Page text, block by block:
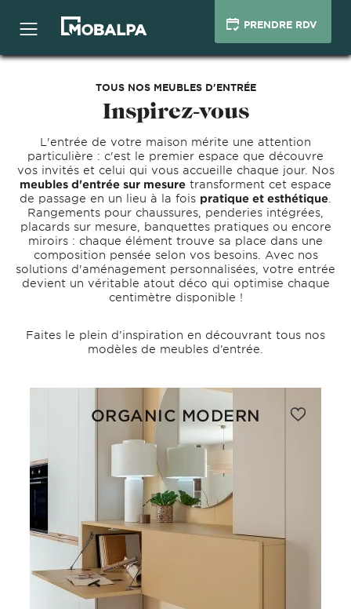
PRENDRE RDV
TOUS NOS MEUBLES D'ENTRÉE
Inspirez-vous
L'entrée de votre maison mérite une attention
particulière : c'est le premier espace que découvre
vos invités et celui qui vous accueille chaque jour. Nos
meubles d'entrée sur mesure transforment cet espace
de passage en un lieu à la fois pratique et esthétique
Rangements pour chaussures, penderies intégrées,
placards sur mesure, banquettes pratiques ou encore
miroirs : chaque élément trouve sa place dans une
composition pensée selon vos besoins. Avec nos
solutions d'aménagement personnalisées, votre entrée
devient un véritable atout déco qui optimise chaque
centimètre disponible !
Faites le plein d’inspiration en découvrant tous nos
modèles de meubles d’entrée.
ORGANIC MODERN